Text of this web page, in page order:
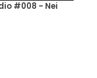
#008 - Nei